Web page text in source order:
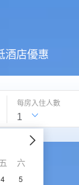
酒店優惠
五 六
4
5
每房入住人數